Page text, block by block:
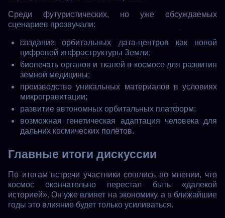
Среди футуристических, но уже обсуждаемых
сценариев прозвучали:
создание орбитальных дата-центров как новой
цифровой инфраструктуры Земли;
биопечать органов и тканей в космосе для развития
земной медицины;
производство уникальных материалов в условиях
микрогравитации;
развитие автономных орбитальных платформ;
возможная генетическая адаптация человека для
дальних космических полётов.
Главные итоги дискуссии
По итогам встречи участники сошлись во мнении, что
космос окончательно перестал быть «далекой
историей». Он уже влияет на экономику, а в ближайшие
годы это влияние будет только усиливаться.